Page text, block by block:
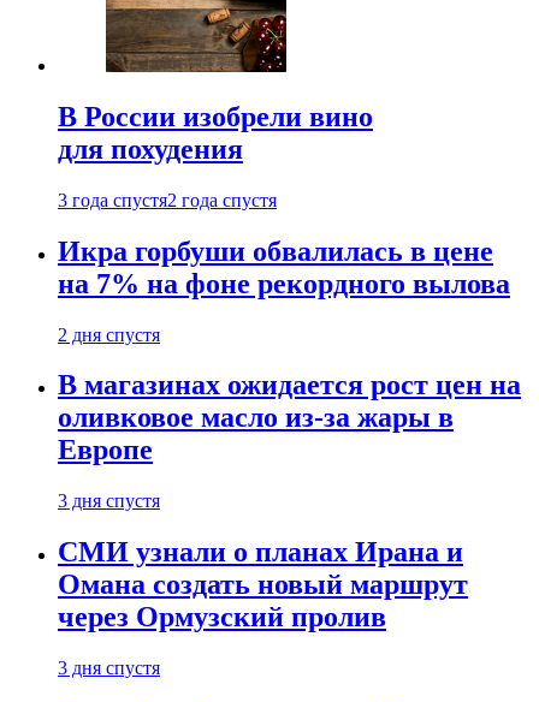
В России изобрели вино
для похудения
3 года спустя2 года спустя
Икра горбуши обвалилась в цене
на 7% на фоне рекордного вылова
2 дня спустя
В магазинах ожидается рост цен на
оливковое масло из-за жары в
Европе
3 дня спустя
СМИ узнали о планах Ирана и
Омана создать новый маршрут
через Ормузский пролив
3 дня спустя